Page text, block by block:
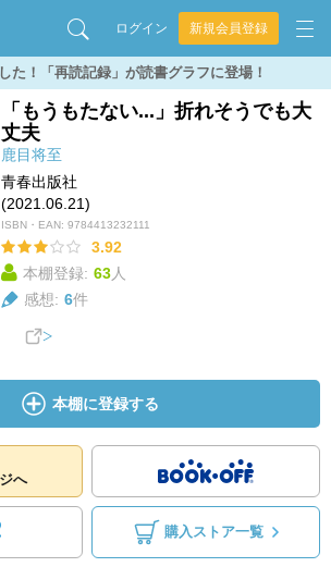
ログイン 新規会員登録
た！「再読記録」が読書グラフに登場！
「もうもたない...」折れそうでも大
丈夫
鹿目将至
青春出版社
(2021.06.21)
ISBN・EAN: 9784413232111
3.92
本棚登録: 63人
感想: 6件
本棚に登録する
へ
購入ストア一覧